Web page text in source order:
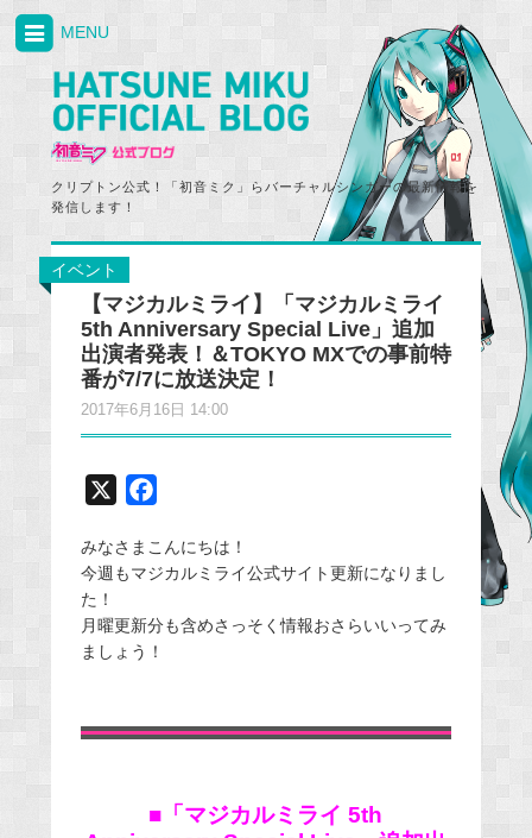
クリプトン公式！「初音ミク」らバーチャルシンガーの最新情報を
発信します！
MENU
イベント
【マジカルミライ】「マジカルミライ
5th Anniversary Special Live」追加
出演者発表！＆TOKYO MXでの事前特
番が7/7に放送決定！
2017年6月16日 14:00
c
e
b
o
みなさまこんにちは！
今週もマジカルミライ公式サイト更新になりまし
た！
月曜更新分も含めさっそく情報おさらいいってみ
ましょう！
■「マジカルミライ 5th